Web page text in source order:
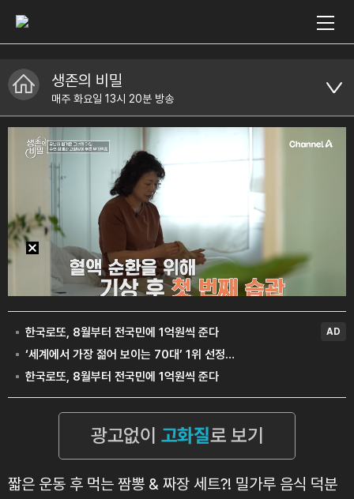
생존의 비밀
매주 화요일 13시 20분 방송
짧은 운동 후 먹는 짬뽕 & 짜장 세트?! 밀가루 음식 덕분